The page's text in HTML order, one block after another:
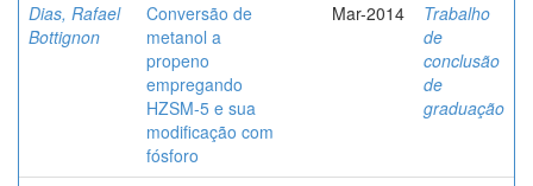
Dias, Rafael
Bottignon
Conversão de
metanol a
propeno
empregando
HZSM-5 e sua
modificação com
fósforo
Mar-2014
Trabalho
de
conclusão
de
graduação